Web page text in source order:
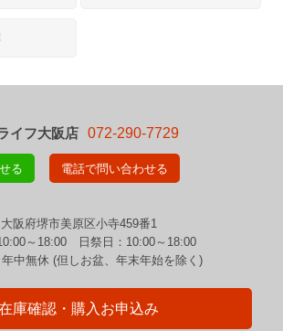
イフ大阪店 072-290-7729
る 電話で問い合わせる
大阪府堺市美原区小寺459番1
～18:00 日祭日：10:00～18:00
中無休 (但しお盆、年末年始を除く)
庫確認・購入お申込み